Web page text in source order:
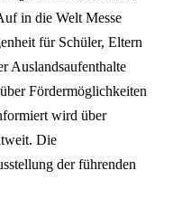
in die Welt Messe
für Schüler, Eltern
Auslandsaufenthalte
Fördermöglichkeiten
wird über
Die
der führenden